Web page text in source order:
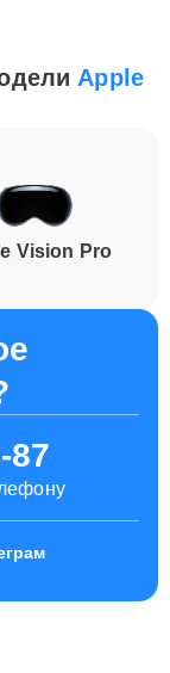
Apple
Vision Pro
87